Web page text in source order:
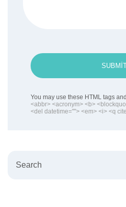
You may use these HTML tags
<abbr> <acronym> <b>
<del datetime=""> <em> <i> <q